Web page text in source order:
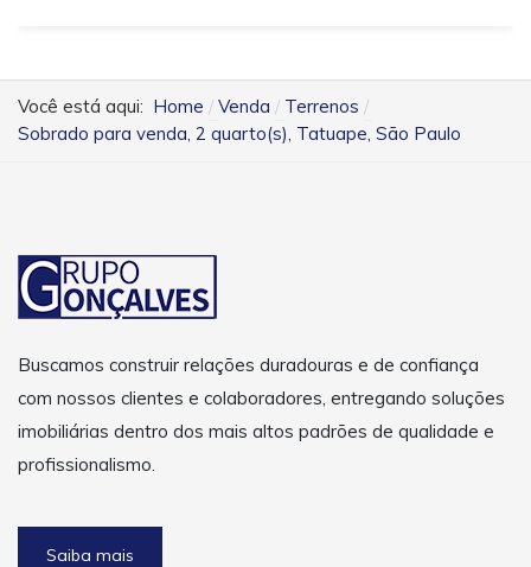
Você está aqui: Home Venda
Terrenos
Sobrado para venda, 2 quarto(s), Tatuape, São Paulo
Buscamos construir relações duradouras e de confiança
com nossos clientes e colaboradores, entregando soluções
imobiliárias dentro dos mais altos padrões de qualidade e
profissionalismo.
Saiba mais